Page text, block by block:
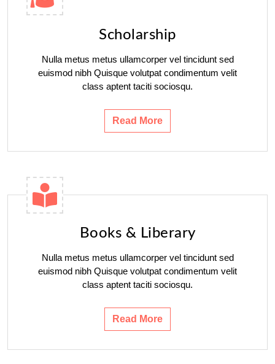
Scholarship
Nulla metus metus ullamcorper vel tincidunt sed
euismod nibh Quisque volutpat condimentum velit
class aptent taciti sociosqu.
Read More
Books & Liberary
Nulla metus metus ullamcorper vel tincidunt sed
euismod nibh Quisque volutpat condimentum velit
class aptent taciti sociosqu.
Read More